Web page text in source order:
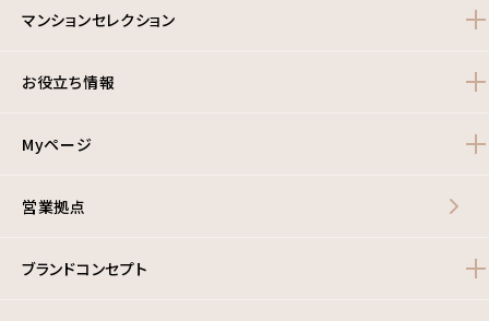
マンションセレクション
お役立ち情報
Myページ
営業拠点
ブランドコンセプト